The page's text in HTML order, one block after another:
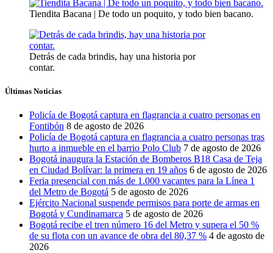
Tiendita Bacana | De todo un poquito, y todo bien bacano.
Detrás de cada brindis, hay una historia por
contar.
Últimas Noticias
Policía de Bogotá captura en flagrancia a cuatro personas en
Fontibón 8 de agosto de 2026
Policía de Bogotá captura en flagrancia a cuatro personas tras
hurto a inmueble en el barrio Polo Club 7 de agosto de 2026
Bogotá inaugura la Estación de Bomberos B18 Casa de Teja
en Ciudad Bolívar: la primera en 19 años 6 de agosto de 2026
Feria presencial con más de 1.000 vacantes para la Línea 1
del Metro de Bogotá 5 de agosto de 2026
Ejército Nacional suspende permisos para porte de armas en
Bogotá y Cundinamarca 5 de agosto de 2026
Bogotá recibe el tren número 16 del Metro y supera el 50 %
de su flota con un avance de obra del 80,37 % 4 de agosto de
2026